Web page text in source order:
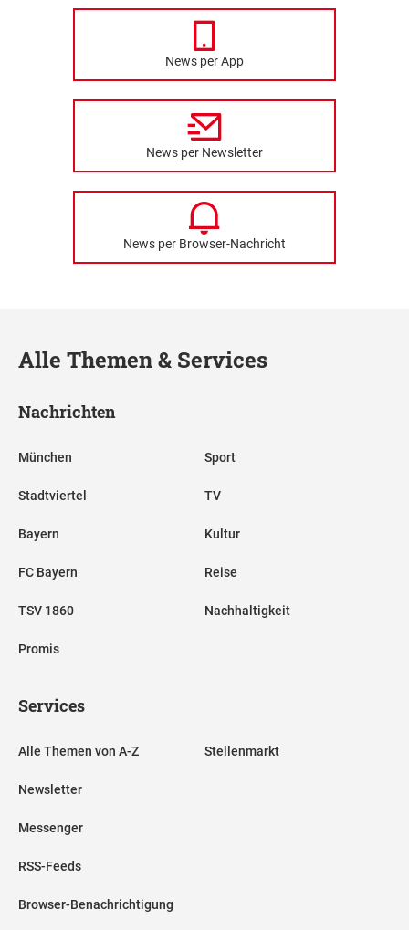
News per App
News per Newsletter
News per Browser-Nachricht
Alle Themen & Services
Nachrichten
München
Stadtviertel
Bayern
FC Bayern
TSV 1860
Promis
Sport
TV
Kultur
Reise
Nachhaltigkeit
Services
Alle Themen von A-Z
Newsletter
Messenger
RSS-Feeds
Browser-Benachrichtigung
Stellenmarkt